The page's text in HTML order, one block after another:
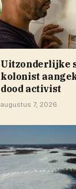
Uitzonderlijke
kolonist
dood activist
augustus 7, 2026